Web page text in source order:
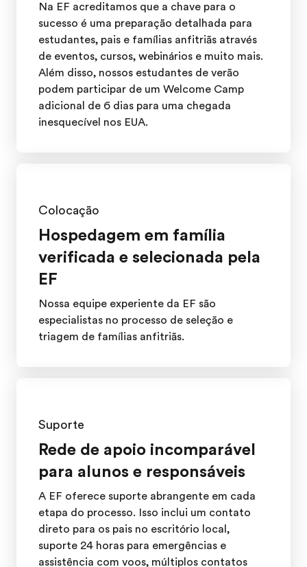
Na EF acreditamos que a chave para o
sucesso é uma preparação detalhada para
estudantes, pais e famílias anfitriãs através
de eventos, cursos, webinários e muito mais.
Além disso, nossos estudantes de verão
podem participar de um Welcome Camp
adicional de 6 dias para uma chegada
inesquecível nos EUA.
Colocação
Hospedagem em família
verificada e selecionada pela
EF
Nossa equipe experiente da EF são
especialistas no processo de seleção e
triagem de famílias anfitriãs.
Suporte
Rede de apoio incomparável
para alunos e responsáveis
A EF oferece suporte abrangente em cada
etapa do processo. Isso inclui um contato
direto para os pais no escritório local,
suporte 24 horas para emergências e
assistência com voos, múltiplos contatos